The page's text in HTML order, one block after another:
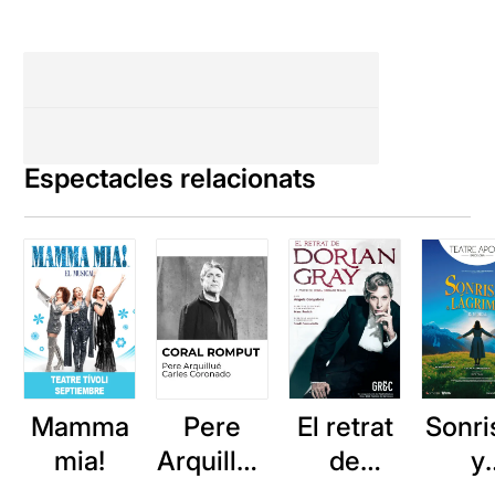
Espectacles relacionats
Mamma
mia!
Pere
Arquillué
El retrat
de
y